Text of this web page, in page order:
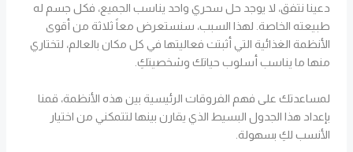
دعينا نتفق، لا يوجد حل سحري واحد يناسب الجميع، فكل جسم له
طبيعته الخاصة. لهذا السبب، سنستعرض معاً ثلاثة من أقوى
الأنظمة الغذائية التي أثبتت فعاليتها في كل مكان بالعالم، لتختاري
منها ما يناسب أسلوب حياتك وشخصيتكِ.
لمساعدتك على فهم الفروقات الرئيسية بين هذه الأنظمة، قمنا
بإعداد هذا الجدول البسيط الذي يقارن بينها لتتمكني من اختيار
الأنسب لكِ بسهولة.